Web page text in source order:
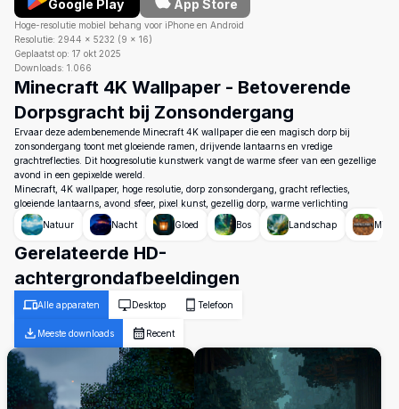
Google Play App Store
Hoge-resolutie mobiel behang voor iPhone en Android
Resolutie: 2944 × 5232 (9 × 16)
Geplaatst op: 17 okt 2025
Downloads: 1.066
Minecraft 4K Wallpaper - Betoverende
Dorpsgracht bij Zonsondergang
Ervaar deze adembenemende Minecraft 4K wallpaper die een magisch dorp bij
zonsondergang toont met gloeiende ramen, drijvende lantaarns en vredige
grachtreflecties. Dit hoogresolutie kunstwerk vangt de warme sfeer van een gezellige
avond in een gepixelde wereld.
Minecraft, 4K wallpaper, hoge resolutie, dorp zonsondergang, gracht reflecties,
gloeiende lantaarns, avond sfeer, pixel kunst, gezellig dorp, warme verlichting
Natuur
Nacht Gloed Bos Landschap
Gerelateerde HD-
achtergrondafbeeldingen
Alle apparaten Desktop Telefoon
Meeste downloads Recent